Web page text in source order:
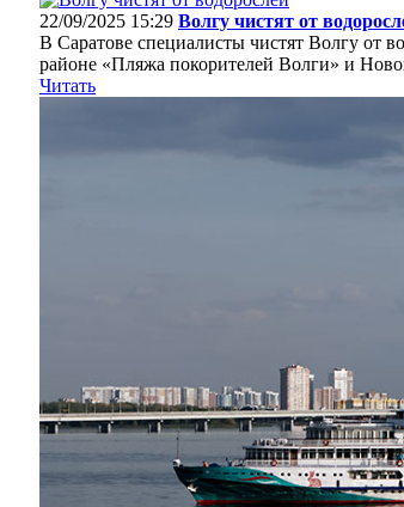
22/09/2025 15:29 Волгу чистят от
В Саратове специалисты чистят Волгу от
районе «Пляжа покорителей Волги» и
Читать